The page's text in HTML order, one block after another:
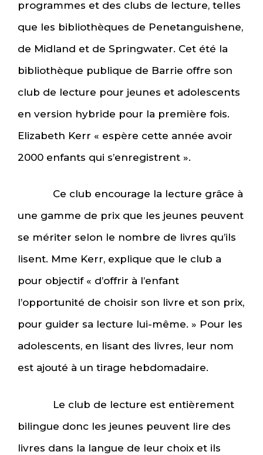
programmes et des clubs de lecture, telles
que les bibliothèques de Penetanguishene,
de Midland et de Springwater. Cet été la
bibliothèque publique de Barrie offre son
club de lecture pour jeunes et adolescents
en version hybride pour la première fois.
Elizabeth Kerr « espère cette année avoir
2000 enfants qui s’enregistrent ».
Ce club encourage la lecture grâce à
une gamme de prix que les jeunes peuvent
se mériter selon le nombre de livres qu’ils
lisent. Mme Kerr, explique que le club a
pour objectif « d’offrir à l’enfant
l’opportunité de choisir son livre et son prix,
pour guider sa lecture lui-même. » Pour les
adolescents, en lisant des livres, leur nom
est ajouté à un tirage hebdomadaire.
Le club de lecture est entièrement
bilingue donc les jeunes peuvent lire des
livres dans la langue de leur choix et ils